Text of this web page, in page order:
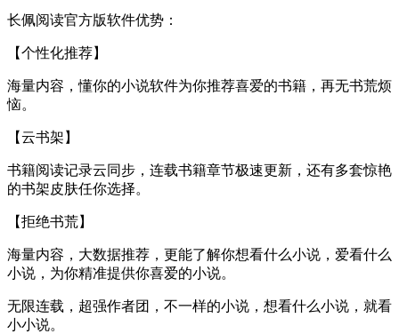
长佩阅读官方版软件优势：
【个性化推荐】
海量内容，懂你的小说软件为你推荐喜爱的书籍，再无书荒烦
恼。
【云书架】
书籍阅读记录云同步，连载书籍章节极速更新，还有多套惊艳
的书架皮肤任你选择。
【拒绝书荒】
海量内容，大数据推荐，更能了解你想看什么小说，爱看什么
小说，为你精准提供你喜爱的小说。
无限连载，超强作者团，不一样的小说，想看什么小说，就看
小小说。